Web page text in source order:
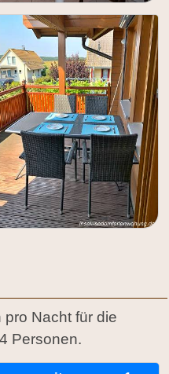
Nacht für die
Personen.